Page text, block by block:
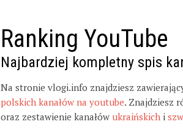
Ranking YouTube
Najbardziej kompletny spis
Na stronie vlogi.info znajdziesz
polskich kanałów na youtube. Znajdziesz
oraz zestawienie kanałów ukraińskich i